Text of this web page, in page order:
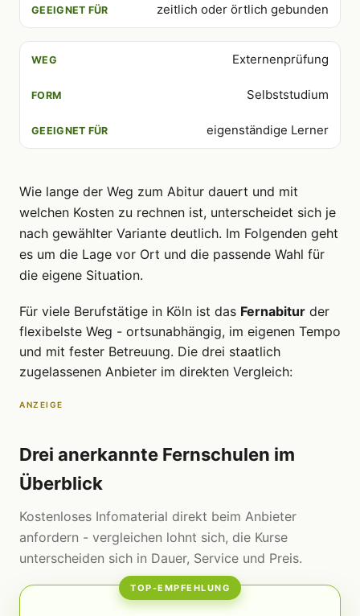
zeitlich oder örtlich gebunden
Externenprüfung
Selbststudium
eigenständige Lerner
Wie lange der Weg zum Abitur dauert und mit
welchen Kosten zu rechnen ist, unterscheidet sich je
nach gewählter Variante deutlich. Im Folgenden geht
es um die Lage vor Ort und die passende Wahl für
die eigene Situation.
Für viele Berufstätige in Köln ist das Fernabitur der
flexibelste Weg - ortsunabhängig, im eigenen Tempo
und mit fester Betreuung. Die drei staatlich
zugelassenen Anbieter im direkten Vergleich:
ANZEIGE
Drei anerkannte Fernschulen im
Überblick
Kostenloses Infomaterial direkt beim Anbieter
anfordern - vergleichen lohnt sich, die Kurse
unterscheiden sich in Dauer, Service und Preis.
TOP-EMPFEHLUNG